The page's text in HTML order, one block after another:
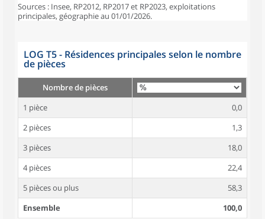
Sources : Insee, RP2012, RP2017 et RP2023, exploitations
principales, géographie au 01/01/2026.
LOG T5 - Résidences principales selon le nombre
de pièces
Nombre de pièces
1 pièce
0,0
2 pièces
1,3
3 pièces
18,0
4 pièces
22,4
5 pièces ou plus
58,3
Ensemble
100,0